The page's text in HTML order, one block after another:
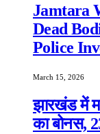
Jamtara
Dead
Police
March 15, 2026
झारखंड में
का बोनस,